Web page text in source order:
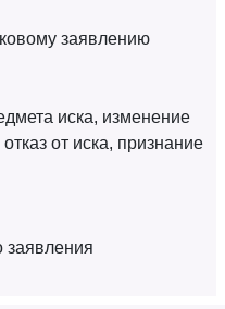
заявлению
иска, изменение
от иска, признание
заявления